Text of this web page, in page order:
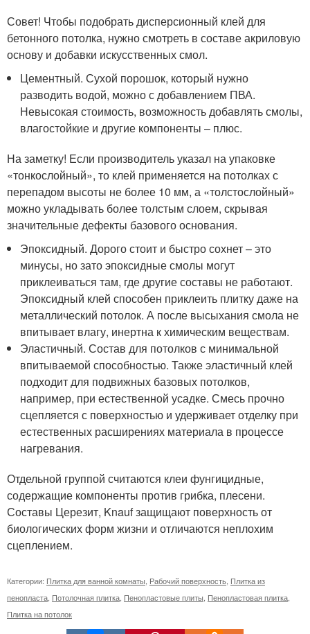
Совет! Чтобы подобрать дисперсионный клей для
бетонного потолка, нужно смотреть в составе акриловую
основу и добавки искусственных смол.
Цементный. Сухой порошок, который нужно
разводить водой, можно с добавлением ПВА.
Невысокая стоимость, возможность добавлять смолы,
влагостойкие и другие компоненты – плюс.
На заметку! Если производитель указал на упаковке
«тонкослойный», то клей применяется на потолках с
перепадом высоты не более 10 мм, а «толстослойный»
можно укладывать более толстым слоем, скрывая
значительные дефекты базового основания.
Эпоксидный. Дорого стоит и быстро сохнет – это
минусы, но зато эпоксидные смолы могут
приклеиваться там, где другие составы не работают.
Эпоксидный клей способен приклеить плитку даже на
металлический потолок. А после высыхания смола не
впитывает влагу, инертна к химическим веществам.
Эластичный. Состав для потолков с минимальной
впитываемой способностью. Также эластичный клей
подходит для подвижных базовых потолков,
например, при естественной усадке. Смесь прочно
сцепляется с поверхностью и удерживает отделку при
естественных расширениях материала в процессе
нагревания.
Отдельной группой считаются клеи фунгицидные,
содержащие компоненты против грибка, плесени.
Составы Церезит, Knauf защищают поверхность от
биологических форм жизни и отличаются неплохим
сцеплением.
Категории: Плитка для ванной комнаты Рабочий поверхность Плитка из
пенопласта Потолочная плитка Пенопластовые плиты Пенопластовая плитка
Плитка на потолок